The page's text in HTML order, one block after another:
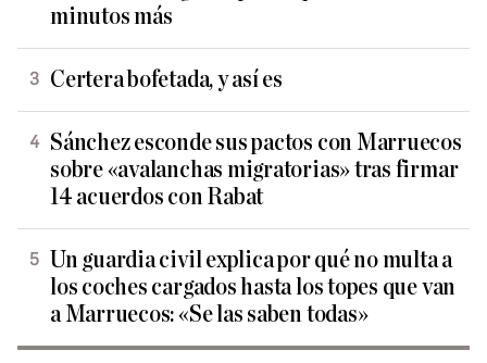
minutos más
Certera bofetada, y así es
Sánchez esconde sus pactos con Marruecos
sobre «avalanchas migratorias» tras firmar
14 acuerdos con Rabat
Un guardia civil explica por qué no multa a
los coches cargados hasta los topes que van
a Marruecos: «Se las saben todas»